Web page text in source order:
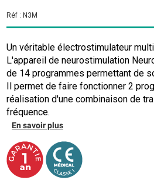
Réf : N3M
Un véritable électrostimulateur
L'appareil de neurostimulation
de 14 programmes permettant de
Il permet de faire fonctionner 2
réalisation d'une combinaison de
fréquence.
En savoir plus